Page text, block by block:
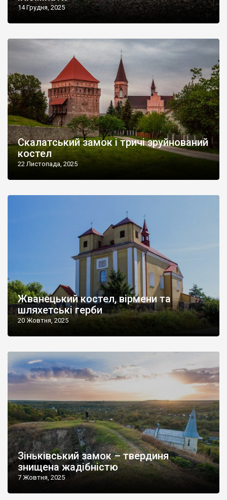
14 Грудня, 2025
Скалатський замок і тричі зруйнований
костел
22 Листопада, 2025
Жванецький костел, вірмени та
шляхетські герби
20 Жовтня, 2025
Зіньківський замок – твердиня
знищена жадібністю
7 Жовтня, 2025